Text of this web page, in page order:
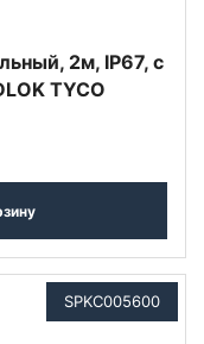
2м, IP67, с
TYCO
SPKC005600